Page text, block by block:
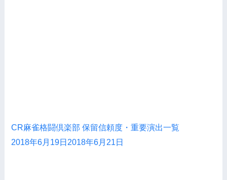
CR麻雀格闘倶楽部 保留信頼度・重要演出一覧
2018年6月19日 2018年6月21日